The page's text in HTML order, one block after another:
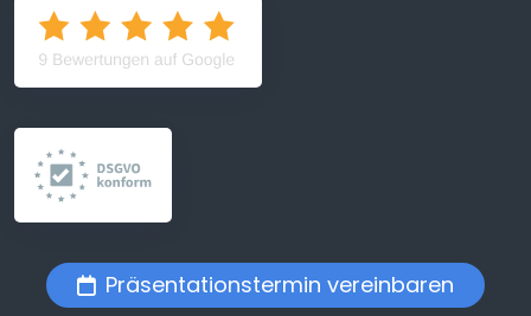
Präsentationstermin vereinbaren